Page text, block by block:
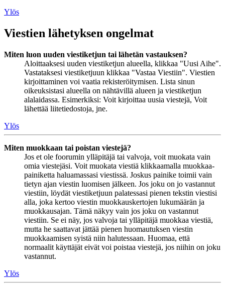
Ylös
Viestien lähetyksen ongelmat
Miten luon uuden viestiketjun tai lähetän vastauksen?
Aloittaaksesi uuden viestiketjun alueella, klikkaa "Uusi Aihe".
Vastataksesi viestiketjuun klikkaa "Vastaa Viestiin". Viestien
kirjoittaminen voi vaatia rekisteröitymisen. Lista sinun
oikeuksistasi alueella on nähtävillä alueen ja viestiketjun
alalaidassa. Esimerkiksi: Voit kirjoittaa uusia viestejä, Voit
lähettää liitetiedostoja, jne.
Ylös
Miten muokkaan tai poistan viestejä?
Jos et ole foorumin ylläpitäjä tai valvoja, voit muokata vain
omia viestejäsi. Voit muokata viestiä klikkaamalla muokkaa-
painiketta haluamassasi viestissä. Joskus painike toimii vain
tietyn ajan viestin luomisen jälkeen. Jos joku on jo vastannut
viestiin, löydät viestiketjuun palatessasi pienen tekstin viestisi
alla, joka kertoo viestin muokkauskertojen lukumäärän ja
muokkausajan. Tämä näkyy vain jos joku on vastannut
viestiin. Se ei näy, jos valvoja tai ylläpitäjä muokkaa viestiä,
mutta he saattavat jättää pienen huomautuksen viestin
muokkaamisen syistä niin halutessaan. Huomaa, että
normaalit käyttäjät eivät voi poistaa viestejä, jos niihin on joku
vastannut.
Ylös